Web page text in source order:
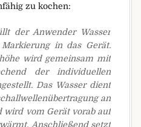
zu kochen:
der Anwender Wasser
in das Gerät.
wird gemeinsam mit
der individuellen
Das Wasser dient
an
wird vom Gerät vorab auf
Anschließend setzt